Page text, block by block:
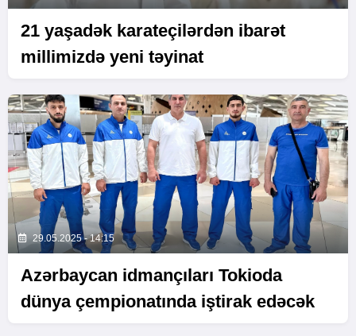
21 yaşadək karateçilərdən ibarət
millimizdə yeni təyinat
29.05.2025 - 14:15
Azərbaycan idmançıları Tokioda
dünya çempionatında iştirak edəcək